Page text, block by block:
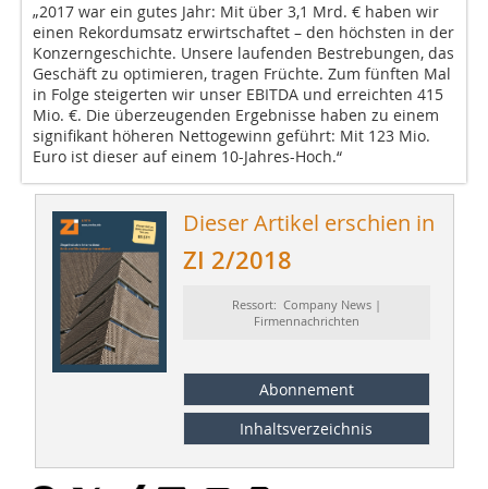
„2017 war ein gutes Jahr: Mit über 3,1 Mrd. € haben wir
einen Rekordumsatz erwirtschaftet – den höchsten in der
Konzerngeschichte. Unsere laufenden Bestrebungen, das
Geschäft zu optimieren, tragen Früchte. Zum fünften Mal
in Folge steigerten wir unser EBITDA und erreichten 415
Mio. €. Die überzeugenden Ergebnisse haben zu einem
signifikant höheren Nettogewinn geführt: Mit 123 Mio.
Euro ist dieser auf einem 10-Jahres-Hoch.“
Dieser Artikel erschien in
ZI 2/2018
Ressort: Company News |
Firmennachrichten
Abonnement
Inhaltsverzeichnis